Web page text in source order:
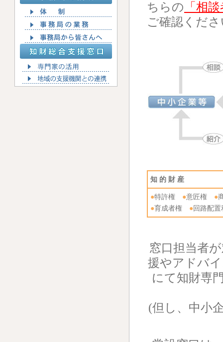
ちらの 「相
ご確認くだ
知 的 財 産
●特許権 ●意匠権 ●
●育成者権 ●回路配置
窓口担当者
援やアドバ
にて知財専
(但し、中小